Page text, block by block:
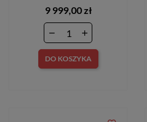
9 999,00 zł
DO KOSZYKA